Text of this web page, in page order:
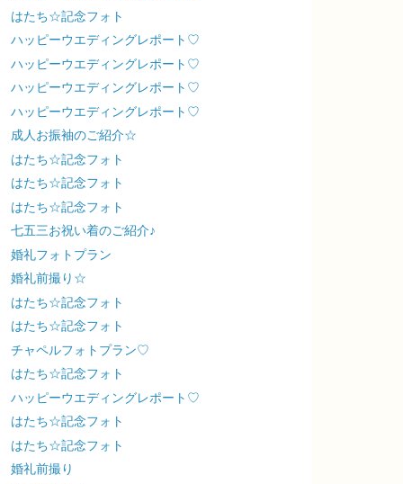
はたち☆記念フォト
ハッピーウエディングレポート♡
ハッピーウエディングレポート♡
ハッピーウエディングレポート♡
ハッピーウエディングレポート♡
成人お振袖のご紹介☆
はたち☆記念フォト
はたち☆記念フォト
はたち☆記念フォト
七五三お祝い着のご紹介♪
婚礼フォトプラン
婚礼前撮り☆
はたち☆記念フォト
はたち☆記念フォト
チャペルフォトプラン♡
はたち☆記念フォト
ハッピーウエディングレポート♡
はたち☆記念フォト
はたち☆記念フォト
婚礼前撮り